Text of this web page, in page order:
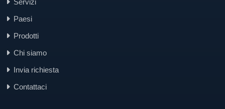
Servizi
Paesi
Prodotti
Chi siamo
Invia richiesta
Contattaci